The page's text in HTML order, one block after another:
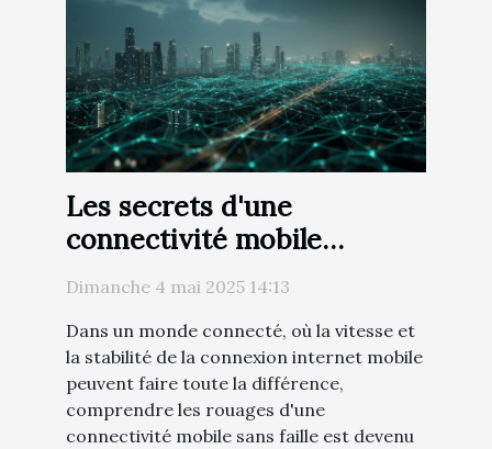
Les secrets d'une
connectivité mobile
infaillible optimisation de
votre 4G/5G
Dimanche 4 mai 2025 14:13
Dans un monde connecté, où la vitesse et
la stabilité de la connexion internet mobile
peuvent faire toute la différence,
comprendre les rouages d'une
connectivité mobile sans faille est devenu